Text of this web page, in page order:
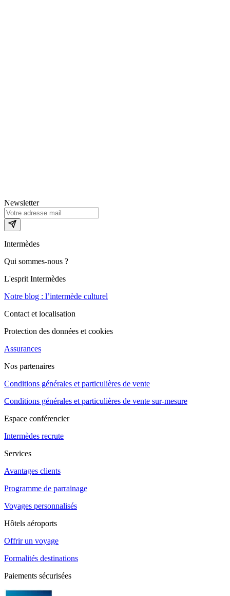
Newsletter
Intermèdes
Qui sommes-nous ?
L'esprit Intermèdes
Notre blog : l’intermède culturel
Contact et localisation
Protection des données et cookies
Assurances
Nos partenaires
Conditions générales et particulières de vente
Conditions générales et particulières de vente sur-mesure
Espace conférencier
Intermèdes recrute
Services
Avantages clients
Programme de parrainage
Voyages personnalisés
Hôtels aéroports
Offrir un voyage
Formalités destinations
Paiements sécurisées